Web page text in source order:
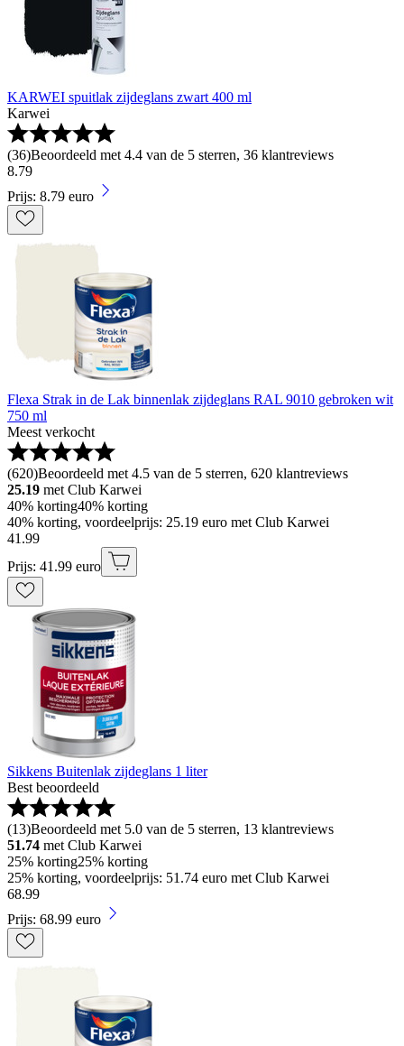
KARWEI spuitlak zijdeglans zwart 400 ml
Karwei
(36)Beoordeeld met 4.4 van de 5 sterren, 36 klantreviews
8.79
Prijs: 8.79 euro
Flexa Strak in de Lak binnenlak zijdeglans RAL 9010 gebroken wit
750 ml
Meest verkocht
(620)Beoordeeld met 4.5 van de 5 sterren, 620 klantreviews
25.19 met Club Karwei
40% korting40% korting
40% korting, voordeelprijs: 25.19 euro met Club Karwei
41 .99
Prijs: 41.99 euro
Sikkens Buitenlak zijdeglans 1 liter
Best beoordeeld
(13)Beoordeeld met 5.0 van de 5 sterren, 13 klantreviews
51.74 met Club Karwei
25% korting25% korting
25% korting, voordeelprijs: 51.74 euro met Club Karwei
68.99
Prijs: 68.99 euro